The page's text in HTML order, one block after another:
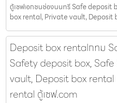
ตู้เซฟเอกชนช่องนนทรี Safe deposit
box rental, Private vault, Deposit
Deposit box rentalกทม
Safety deposit box,
vault, Deposit box rental
rental ตู้เซฟ.com